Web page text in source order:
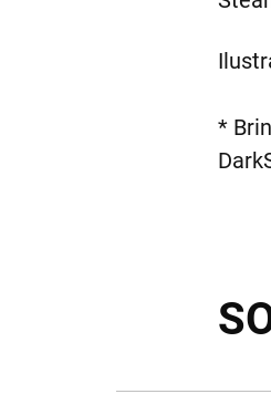
*